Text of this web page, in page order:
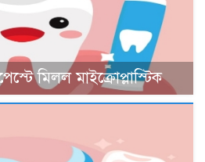
মিলল মাইক্রোপ্লাস্টিক